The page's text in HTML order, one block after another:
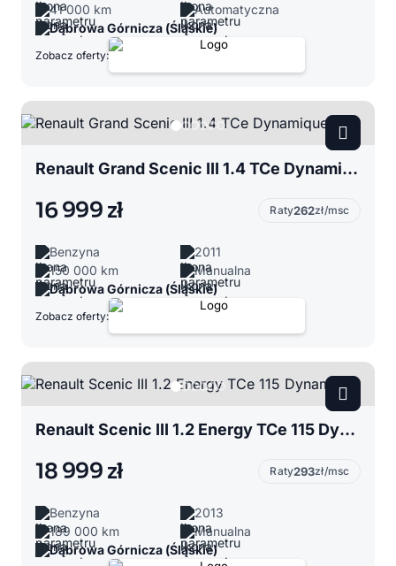
41 000 km
Automatyczna
Dąbrowa Górnicza (Śląskie)
Zobacz oferty:
Renault Grand Scenic III 1.4 TCe Dynamique
16 999 zł Raty262zł/msc
Benzyna
2011
150 000 km
Manualna
Dąbrowa Górnicza (Śląskie)
Zobacz oferty:
Renault Scenic III 1.2 Energy TCe 115 Dynamique
18 999 zł Raty293zł/msc
Benzyna
2013
189 000 km
Manualna
Dąbrowa Górnicza (Śląskie)